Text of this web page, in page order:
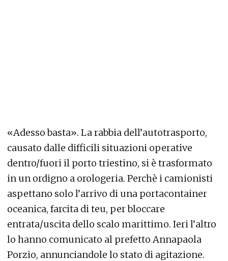
«Adesso basta». La rabbia dell’autotrasporto,
causato dalle difficili situazioni operative
dentro/fuori il porto triestino, si è trasformato
in un ordigno a orologeria. Perchè i camionisti
aspettano solo l’arrivo di una portacontainer
oceanica, farcita di teu, per bloccare
entrata/uscita dello scalo marittimo. Ieri l’altro
lo hanno comunicato al prefetto Annapaola
Porzio, annunciandole lo stato di agitazione.